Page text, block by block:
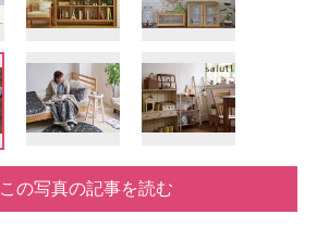
この写真の記事を読む